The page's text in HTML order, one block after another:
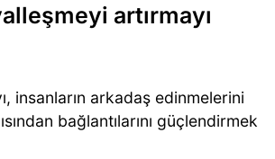
artırmayı
insanların arkadaş edinmelerini
bağlantılarını güçlendirmek